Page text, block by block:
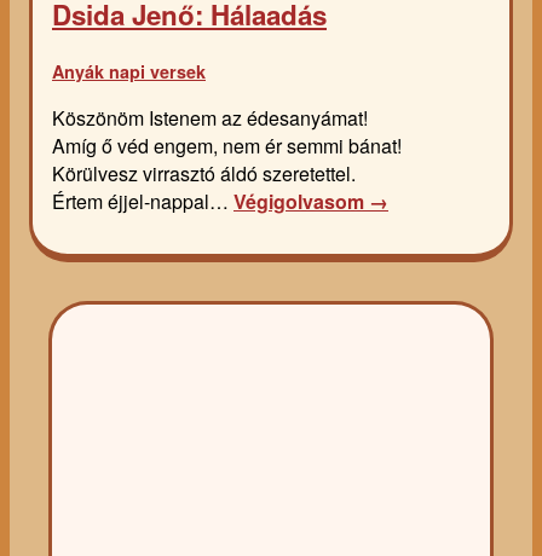
Dsida Jenő: Hálaadás
Anyák napi versek
Köszönöm Istenem az édesanyámat!
Amíg ő véd engem, nem ér semmi bánat!
Körülvesz virrasztó áldó szeretettel.
Értem éjjel-nappal… Végigolvasom →